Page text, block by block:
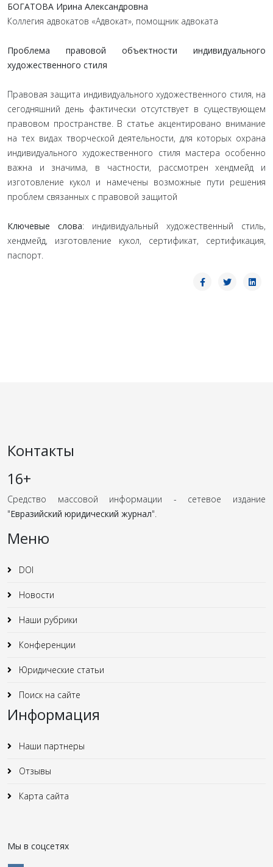
БОГАТОВА Ирина Александровна
Коллегия адвокатов «Адвокат», помощник адвоката
Проблема правовой объектности индивидуального
художественного стиля
Правовая защита индивидуального художественного стиля, на
сегодняшний день фактически отсутствует в существующем
правовом пространстве. В статье акцентировано внимание
на тех видах творческой деятельности, для которых охрана
индивидуального художественного стиля мастера особенно
важна и значима, в частности, рассмотрен хендмейд и
изготовление кукол и намечены возможные пути решения
проблем связанных с правовой защитой
Ключевые слова: индивидуальный художественный стиль,
хендмейд, изготовление кукол, сертификат, сертификация,
паспорт.
Контакты
16+
Средство массовой информации - сетевое издание
"Евразийский юридический журнал".
Меню
DOI
Новости
Наши рубрики
Конференции
Юридические статьи
Поиск на сайте
Информация
Наши партнеры
Отзывы
Карта сайта
Мы в соцсетях